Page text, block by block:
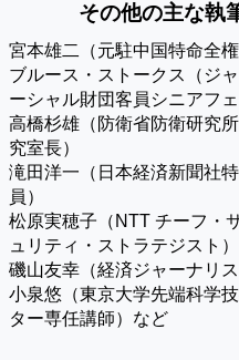
その他の主な執
宮本雄二（元駐中国特命全権
ブルース・ストークス（ジ
ーシャル財団客員シニアフェ
高橋杉雄（防衛省防衛研究
究室長）
滝田洋一（日本経済新聞社
員）
松原実穂子（NTT チーフ・
ュリティ・ストラテジスト）
磯山友幸（経済ジャーナリス
小泉悠（東京大学先端科学
ター専任講師）など